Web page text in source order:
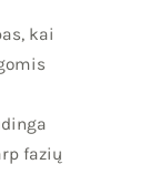
kai
fazių